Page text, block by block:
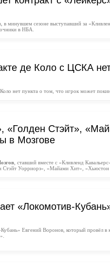
минувшем сезоне выступавший за
в НБА.
де Коло с ЦСКА
нет пункта о том, что игрок может
«Голден Стэйт»,
в Мозгове
, ставший вместе с «Кливленд
Уорриорз», «Майами Хит», «Хьюстон
«Локомотив-
Евгений Воронов, который провёл в